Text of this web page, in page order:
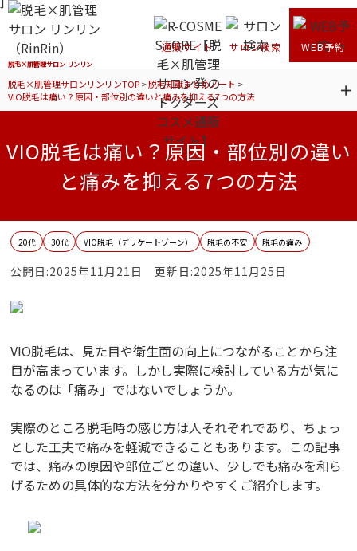
脱毛×肌管理サロン リンリン
通販サイト サロン検索 WEB予約
脱毛×肌管理サロンリンリンTOP>脱毛知識まとめノート >
VIO脱毛は痛い？原因・部位別の違いと痛みを抑える7つの方法
VIO脱毛は痛い？原因・部位別の違い
と痛みを抑える7つの方法
20代 30代 VIO脱毛（デリケートゾーン） 脱毛の不安 脱毛の痛み
公開日:2025年11月21日 更新日:2025年11月25日
VIO脱毛は、見た目や衛生面の向上につながることから注
目が高まっています。しかし実際に検討している方が気に
なるのは「痛み」ではないでしょうか。
実際のところ脱毛時の感じ方は人それぞれであり、ちょっ
とした工夫で痛みを軽減できることもあります。この記事
では、痛みの原因や部位ごとの違い、少しでも痛みを和ら
げるための具体的な方法を分かりやすくご紹介します。